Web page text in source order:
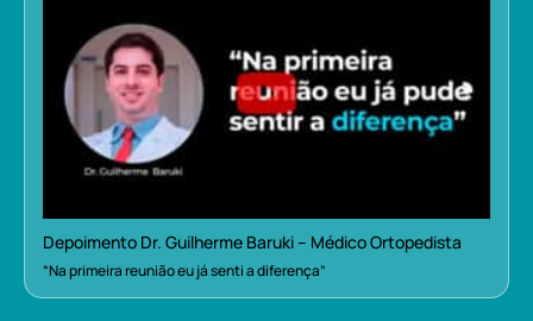
Depoimento Dr. Guilherme Baruki – Médico Ortopedista
“Na primeira reunião eu já senti a diferença”